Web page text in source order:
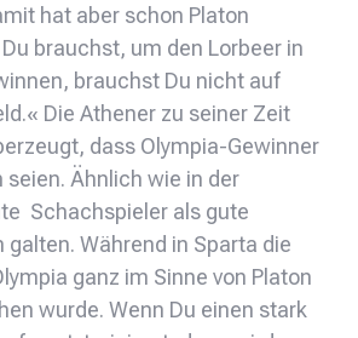
hat aber schon Platon
brauchst, um den Lorbeer in
brauchst Du nicht auf
Die Athener zu seiner Zeit
dass Olympia-Gewinner
seien. Ähnlich wie in der
Schachspieler als gute
Während in Sparta die
ganz im Sinne von Platon
wurde. Wenn Du einen stark